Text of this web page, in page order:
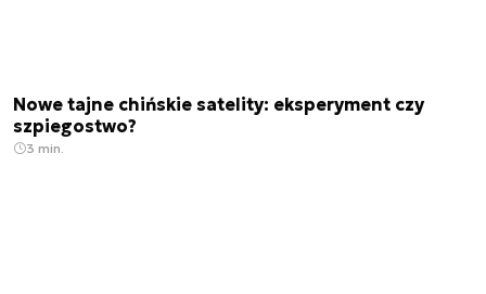
Nowe tajne chińskie satelity: eksperyment czy
szpiegostwo?
3 min.